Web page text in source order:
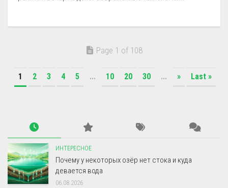
Page 1 of 108
1 2 3 4 5 ... 10 20 30 ... » Last »
ИНТЕРЕСНОЕ
Почему у некоторых озёр нет стока и куда
девается вода
06.08.2026